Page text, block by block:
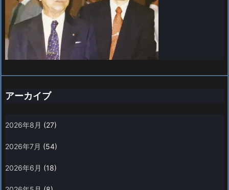
アーカイブ
2026年8月 (27)
2026年7月 (54)
2026年6月 (18)